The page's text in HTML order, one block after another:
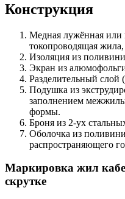
Конструкция
Медная лужённая или
токопроводящая
Изоляция из
Экран из
Разделительный
Подушка из
заполнением
формы.
Броня из 2-ух
Оболочка из
распространяющего
Маркировка жил
скрутке